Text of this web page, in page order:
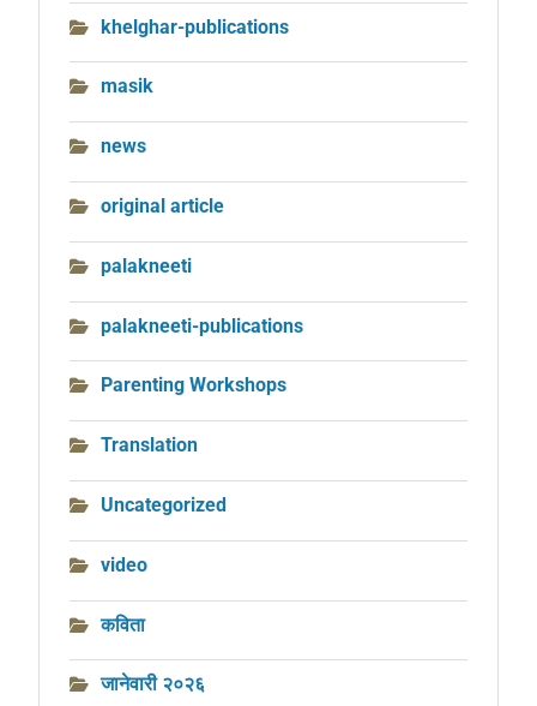
khelghar-publications
masik
news
original article
palakneeti
palakneeti-publications
Parenting Workshops
Translation
Uncategorized
video
कविता
जानेवारी २०२६